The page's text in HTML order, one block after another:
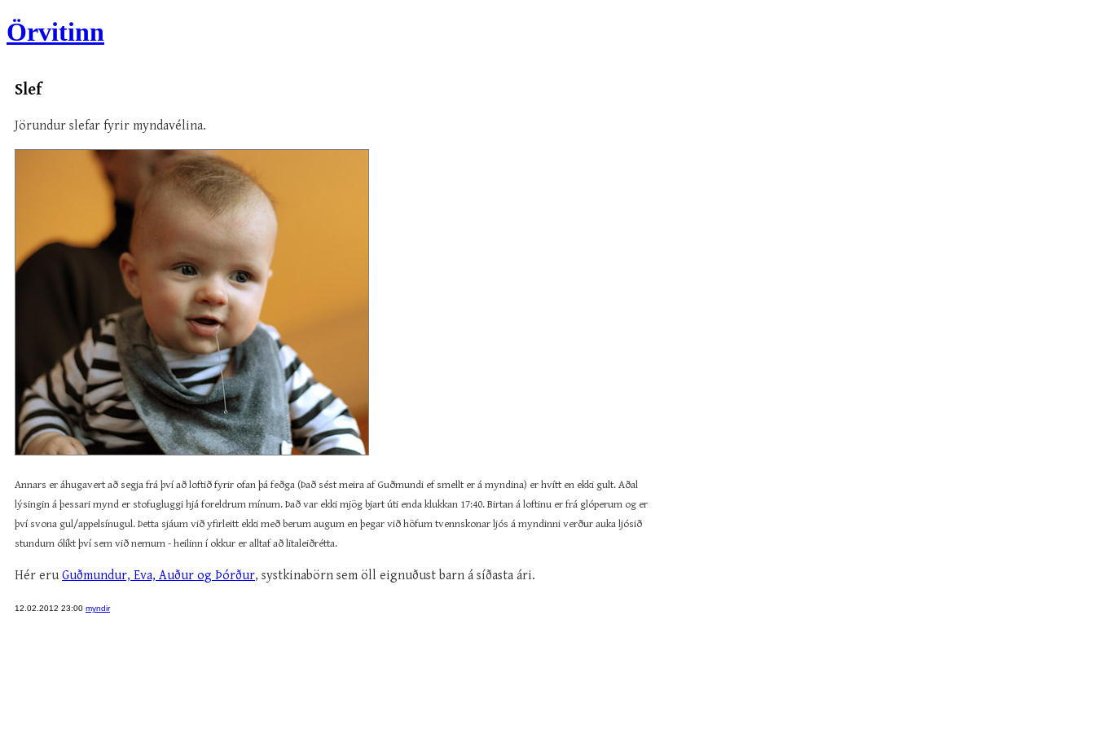
Örvitinn
Slef
Jörundur slefar fyrir myndavélina.
Annars er áhugavert að segja frá því að loftið fyrir ofan þá feðga (Það sést meira af Guðmundi ef smellt er á myndina) er hvítt en ekki gult. Aðal
lýsingin á þessari mynd er stofugluggi hjá foreldrum mínum. Það var ekki mjög bjart úti enda klukkan 17:40. Birtan á loftinu er frá glóperum og er
því svona gul/appelsínugul. Þetta sjáum við yfirleitt ekki með berum augum en þegar við höfum tvennskonar ljós á myndinni verður auka ljósið
stundum ólíkt því sem við nemum - heilinn í okkur er alltaf að litaleiðrétta.
Hér eru Guðmundur, Eva, Auður og Þórður, systkinabörn sem öll eignuðust barn á síðasta ári.
12.02.2012 23:00 myndir